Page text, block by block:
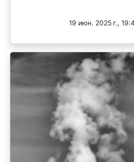
19 июн. 2025 г.,